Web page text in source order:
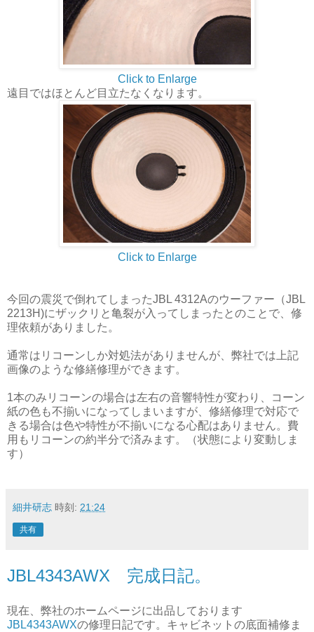
Click to Enlarge
遠目ではほとんど目立たなくなります。
Click to Enlarge
今回の震災で倒れてしまったJBL 4312Aのウーファー（JBL
2213H)にザックリと亀裂が入ってしまったとのことで、修
理依頼がありました。
通常はリコーンしか対処法がありませんが、弊社では上記
画像のような修繕修理ができます。
1本のみリコーンの場合は左右の音響特性が変わり、コーン
紙の色も不揃いになってしまいますが、修繕修理で対応で
きる場合は色や特性が不揃いになる心配はありません。費
用もリコーンの約半分で済みます。（状態により変動しま
す）
細井研志 時刻: 21:24
共有
JBL4343AWX 完成日記。
現在、弊社のホームページに出品しております
JBL4343AWXの修理日記です。キャビネットの底面補修ま